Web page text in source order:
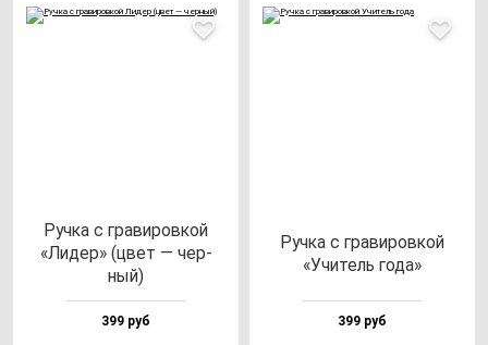
Руч­ка с гра­ви­ров­кой
«Лидер» (цвет — чер­
ный)
399 руб
Руч­ка с гра­ви­ров­кой
«Учи­тель го­да»
399 руб